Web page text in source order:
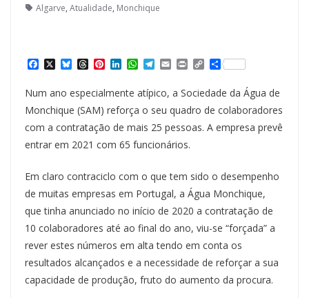
Algarve, Atualidade, Monchique
a
e
b
o
o
k
X B
e
s
k
y
T
h
e
a
d
s
P
t
e
r
e
s
t
L
n
k
e
d
I
n
W
h
a
t
s
A
p
p
T
e
l
e
g
r
a
m
E
m
i
l
P
n
t
C
o
p
y
L
i
n
S
h
r
e
Num ano especialmente atípico, a Sociedade da Água de
Monchique (SAM) reforça o seu quadro de colaboradores
com a contratação de mais 25 pessoas. A empresa prevê
entrar em 2021 com 65 funcionários.
Em claro contraciclo com o que tem sido o desempenho
de muitas empresas em Portugal, a Água Monchique,
que tinha anunciado no início de 2020 a contratação de
10 colaboradores até ao final do ano, viu-se “forçada” a
rever estes números em alta tendo em conta os
resultados alcançados e a necessidade de reforçar a sua
capacidade de produção, fruto do aumento da procura.